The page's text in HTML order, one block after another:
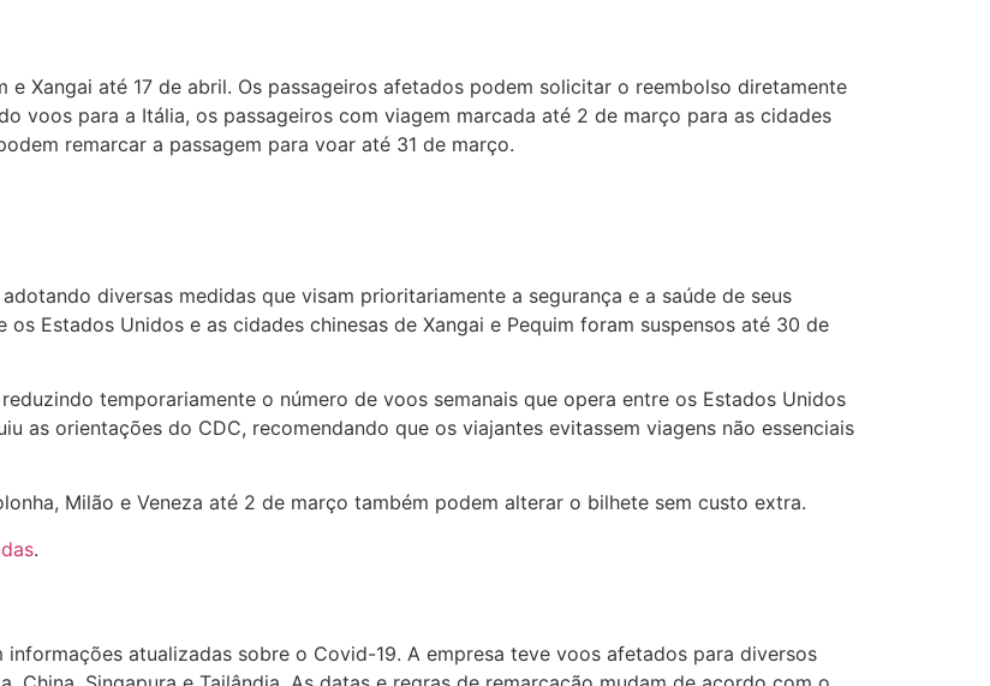
Xangai até 17 de abril. Os passageiros afetados podem solicitar o reembolso diretamente
voos para a Itália, os passageiros com viagem marcada até 2 de março para as cidades
remarcar a passagem para voar até 31 de março.
diversas medidas que visam prioritariamente a segurança e a saúde de seus
Estados Unidos e as cidades chinesas de Xangai e Pequim foram suspensos até 30 de
temporariamente o número de voos semanais que opera entre os Estados Unidos
as orientações do CDC, recomendando que os viajantes evitassem viagens não essenciais
Milão e Veneza até 2 de março também podem alterar o bilhete sem custo extra.
.
atualizadas sobre o Covid-19. A empresa teve voos afetados para diversos